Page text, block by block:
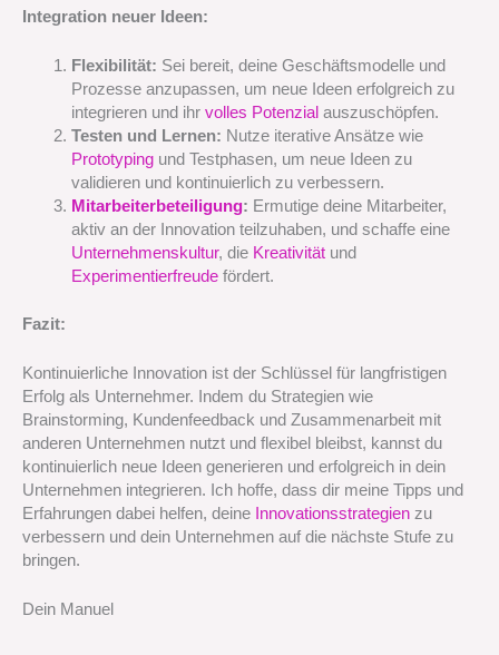
Integration neuer Ideen:
Flexibilität: Sei bereit, deine Geschäftsmodelle und
Prozesse anzupassen, um neue Ideen erfolgreich zu
integrieren und ihr volles Potenzial auszuschöpfen.
Testen und Lernen: Nutze iterative Ansätze wie
Prototypingund Testphasen, um neue Ideen zu
validieren und kontinuierlich zu verbessern.
Mitarbeiterbeteiligung: Ermutige deine Mitarbeiter,
aktiv an der Innovation teilzuhaben, und schaffe eine
Unternehmenskultur, die Kreativitätund
Experimentierfreudefördert.
Fazit:
Kontinuierliche Innovation ist der Schlüssel für langfristigen
Erfolg als Unternehmer. Indem du Strategien wie
Brainstorming, Kundenfeedback und Zusammenarbeit mit
anderen Unternehmen nutzt und flexibel bleibst, kannst du
kontinuierlich neue Ideen generieren und erfolgreich in dein
Unternehmen integrieren. Ich hoffe, dass dir meine Tipps und
Erfahrungen dabei helfen, deine Innovationsstrategien zu
verbessern und dein Unternehmen auf die nächste Stufe zu
bringen.
Dein Manuel